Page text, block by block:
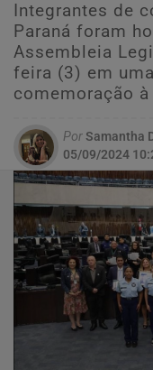
Integrantes de
Paraná foram
Assembleia
feira (3) em
comemoração
PorSamantha
05/09/2024